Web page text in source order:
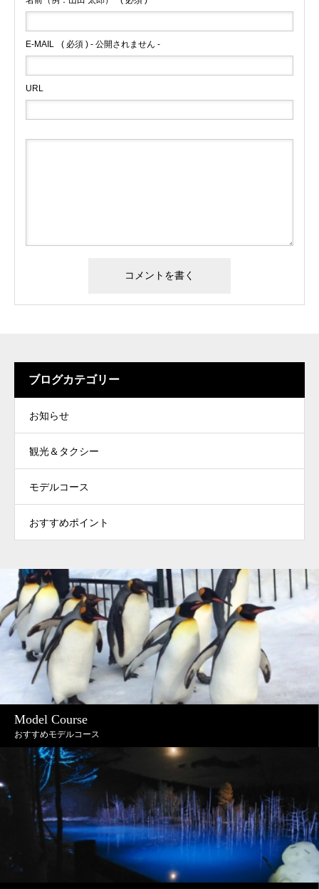
E-MAIL ( 必須 ) - 公開されません -
URL
ブログカテゴリー
お知らせ
観光＆タクシー
モデルコース
おすすめポイント
Model Course
おすすめモデルコース